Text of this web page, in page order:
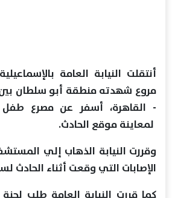
أنتقلت النيابة العامة
مروع شهدته منطقة أبو سلطان بين
لمعاينة موقع الحادث.
وقررت النيابة الذهاب إلي
الإصابات التي وقعت أثناء الحادث
كما قررت النيابة العامة طلب